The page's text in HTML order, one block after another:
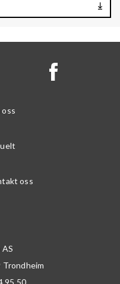
oss
oss
Trondheim